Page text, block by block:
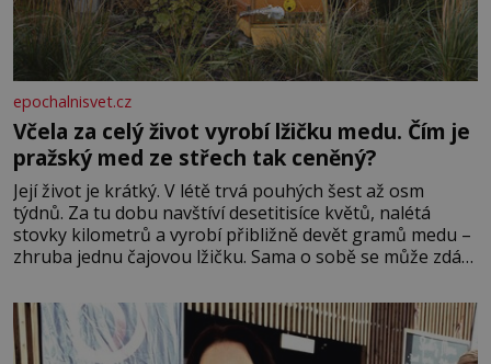
epochalnisvet.cz
Včela za celý život vyrobí lžičku medu. Čím je
pražský med ze střech tak ceněný?
Její život je krátký. V létě trvá pouhých šest až osm
týdnů. Za tu dobu navštíví desetitisíce květů, nalétá
stovky kilometrů a vyrobí přibližně devět gramů medu –
zhruba jednu čajovou lžičku. Sama o sobě se může zdát
tisíc příslušnic svého včelstva, vznikne jeden z
nejdokonalejších organismů